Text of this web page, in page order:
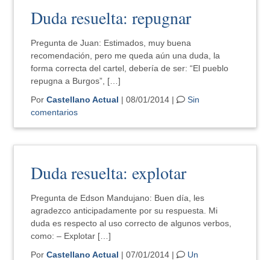
Duda resuelta: repugnar
Pregunta de Juan: Estimados, muy buena
recomendación, pero me queda aún una duda, la
forma correcta del cartel, debería de ser: “El pueblo
repugna a Burgos”, […]
PorCastellano Actual | 08/01/2014 |
Sin
comentarios
Duda resuelta: explotar
Pregunta de Edson Mandujano: Buen día, les
agradezco anticipadamente por su respuesta. Mi
duda es respecto al uso correcto de algunos verbos,
como: – Explotar […]
PorCastellano Actual | 07/01/2014 |
Un